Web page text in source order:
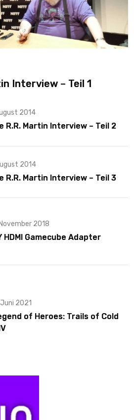
Interview – Teil 1
2014
R.R. Martin Interview – Teil 2
2014
R.R. Martin Interview – Teil 3
2018
HDMI Gamecube Adapter
2021
of Heroes: Trails of Cold